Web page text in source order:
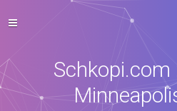
Schkopi.com